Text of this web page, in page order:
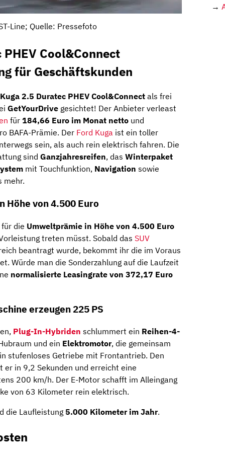
Line; Quelle: Pressefoto
Cool&Connect
für Geschäftskunden
2.5 Duratec PHEV Cool&Connect als frei
GetYourDrive gesichtet! Der Anbieter verleast
für 184,66 Euro im Monat netto und
BAFA-Prämie. Der Ford Kuga ist ein toller
sein, als auch rein elektrisch fahren. Die
sind Ganzjahresreifen, das Winterpaket
mit Touchfunktion, Navigation sowie
mehr.
Höhe von 4.500 Euro
die Umweltprämie in Höhe von 4.500 Euro
treten müsst. Sobald das SUV
beantragt wurde, bekommt ihr die im Voraus
Würde man die Sonderzahlung auf die Laufzeit
normalisierte Leasingrate von 372,17 Euro
erzeugen 225 PS
Plug-In-Hybriden schlummert ein Reihen-4-
und ein Elektromotor, die gemeinsam
stufenloses Getriebe mit Frontantrieb. Den
in 9,2 Sekunden und erreicht eine
200 km/h. Der E-Motor schafft im Alleingang
von 63 Kilometer rein elektrisch.
die Laufleistung 5.000 Kilometer im Jahr.
→